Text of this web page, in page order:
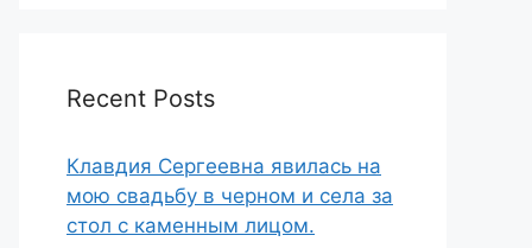
Recent Posts
Клавдия Сергеевна явилась на
мою свадьбу в черном и села за
стол с каменным лицом.